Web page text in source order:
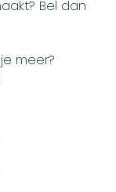
Bel dan
meer?